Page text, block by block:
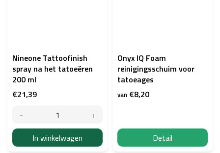
Nineone Tattoofinish
spray na het tatoeëren
200 ml
€21,39
In winkelwagen
Onyx IQ Foam
reinigingsschuim voor
tatoeages
van €8,20
Detail